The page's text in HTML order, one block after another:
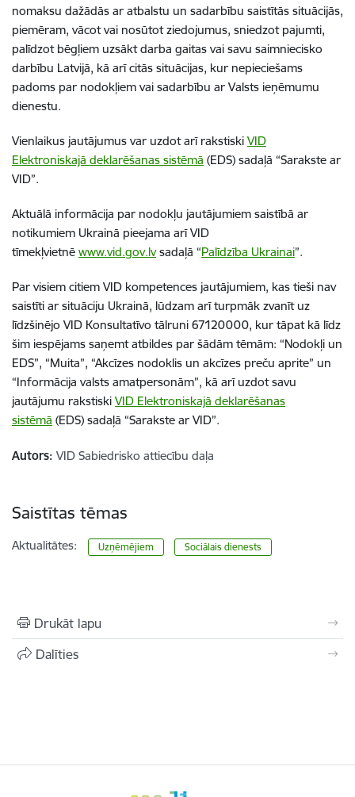
nomaksu dažādās ar atbalstu un sadarbību saistītās situācijās,
piemēram, vācot vai nosūtot ziedojumus, sniedzot pajumti,
palīdzot bēgļiem uzsākt darba gaitas vai savu saimniecisko
darbību Latvijā, kā arī citās situācijas, kur nepieciešams
padoms par nodokļiem vai sadarbību ar Valsts ieņēmumu
dienestu.
Vienlaikus jautājumus var uzdot arī rakstiski VID
Elektroniskajā deklarēšanas sistēmā (EDS) sadaļā “Sarakste ar
VID”.
Aktuālā informācija par nodokļu jautājumiem saistībā ar
notikumiem Ukrainā pieejama arī VID
tīmekļvietnē www.vid.gov.lvsadaļā “Palīdzība Ukrainai”.
Par visiem citiem VID kompetences jautājumiem, kas tieši nav
saistīti ar situāciju Ukrainā, lūdzam arī turpmāk zvanīt uz
līdzšinējo VID Konsultatīvo tālruni 67120000, kur tāpat kā līdz
šim iespējams saņemt atbildes par šādām tēmām: “Nodokļi un
EDS”, “Muita”, “Akcīzes nodoklis un akcīzes preču aprite” un
“Informācija valsts amatpersonām”, kā arī uzdot savu
jautājumu rakstiski VID Elektroniskajā deklarēšanas
sistēmā (EDS) sadaļā “Sarakste ar VID”.
Autors: VID Sabiedrisko attiecību daļa
Saistītas tēmas
Aktualitātes: Uzņēmējiem Sociālais dienests
Drukāt lapu
Dalīties